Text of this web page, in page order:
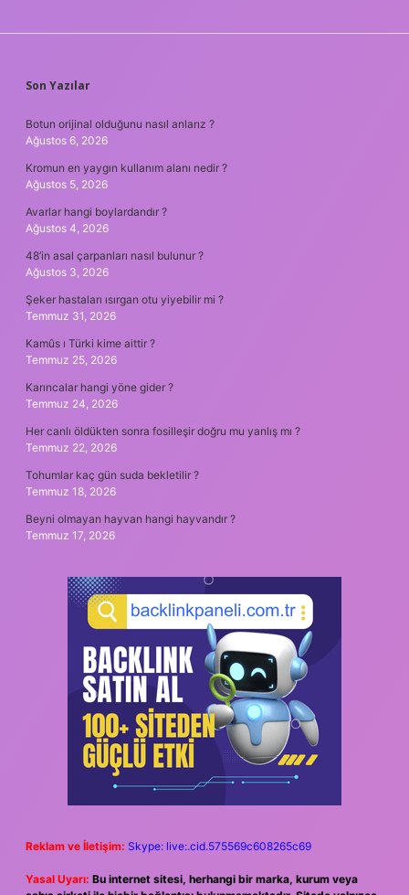
SIDEBAR
Son Yazılar
Botun orijinal olduğunu nasıl anlarız ?
Ağustos 6, 2026
Kromun en yaygın kullanım alanı nedir ?
Ağustos 5, 2026
Avarlar hangi boylardandır ?
Ağustos 4, 2026
48’in asal çarpanları nasıl bulunur ?
Ağustos 3, 2026
Şeker hastaları ısırgan otu yiyebilir mi ?
Temmuz 31, 2026
Kamûs ı Türki kime aittir ?
Temmuz 25, 2026
Karıncalar hangi yöne gider ?
Temmuz 24, 2026
Her canlı öldükten sonra fosilleşir doğru mu yanlış mı ?
Temmuz 22, 2026
Tohumlar kaç gün suda bekletilir ?
Temmuz 18, 2026
Beyni olmayan hayvan hangi hayvandır ?
Temmuz 17, 2026
Reklam ve İletişim: Skype: live:.cid.575569c608265c69
Yasal Uyarı: Bu internet sitesi, herhangi bir marka, kurum veya